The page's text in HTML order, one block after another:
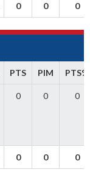
0 0 0
PTS PIM PTS%
0 0 0
0 0 0